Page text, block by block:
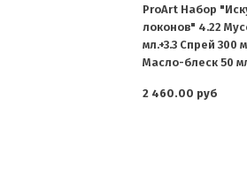
ProArt Набор
локонов" 4.22
мл.+3.3 Спрей 300
Масло-блеск 50
2 460.00 руб